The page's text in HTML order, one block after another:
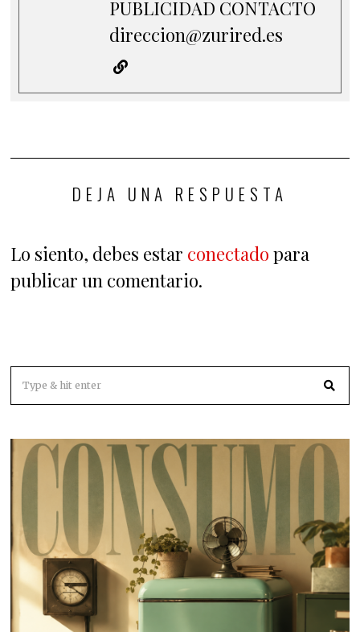
PUBLICIDAD CONTACTO
direccion@zurired.es
DEJA UNA RESPUESTA
Lo siento, debes estar conectado para
publicar un comentario.